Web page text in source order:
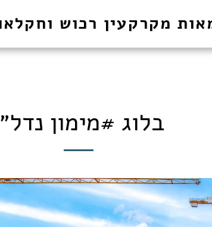
מקרקעין רכוש
בלוג #מימון